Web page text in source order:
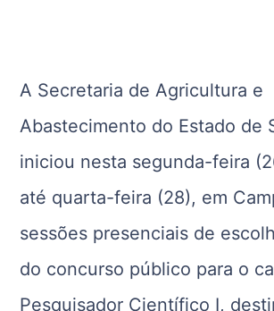
A Secretaria de Agricultura e
Abastecimento do Estado de
iniciou nesta segunda-feira
até quarta-feira (28), em
sessões presenciais de
do concurso público para o
Pesquisador Científico I,